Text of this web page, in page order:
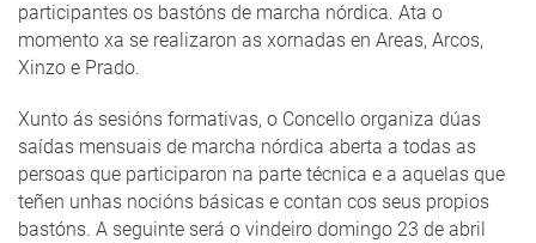
participantes os bastóns de marcha nórdica. Ata o
momento xa se realizaron as xornadas en Areas, Arcos,
Xinzo e Prado.
Xunto ás sesións formativas, o Concello organiza dúas
saídas mensuais de marcha nórdica aberta a todas as
persoas que participaron na parte técnica e a aquelas que
teñen unhas nocións básicas e contan cos seus propios
bastóns. A seguinte será o vindeiro domingo 23 de abril